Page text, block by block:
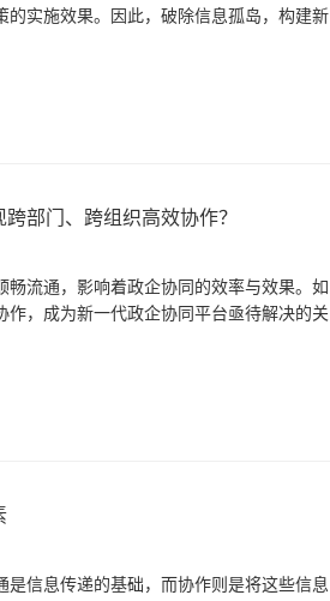
实施效果。因此，破除信息孤岛，构建新
部门、跨组织高效协作？
流通，影响着政企协同的效率与效果。如
，成为新一代政企协同平台亟待解决的关
信息传递的基础，而协作则是将这些信息